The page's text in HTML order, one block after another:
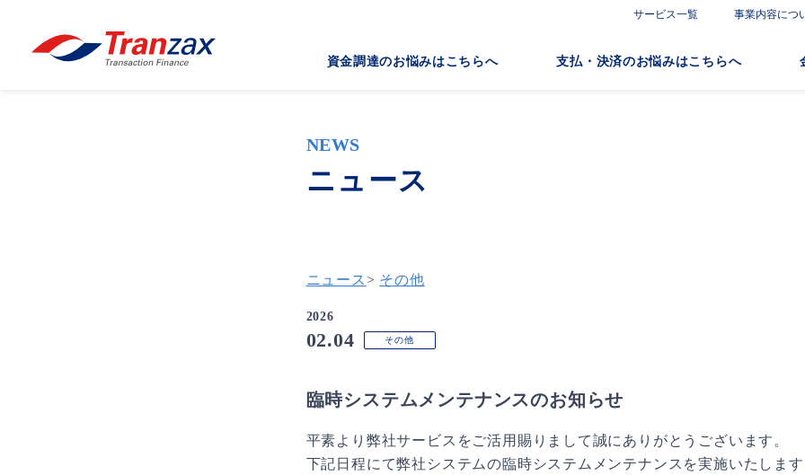
サービス一覧 事業内容につ
資金調達のお悩みはこちらへ 支払・決済のお悩みはこちらへ
NEWS
ニュース
ニュース> その他
2026
02.04 その他
臨時システムメンテナンスのお知らせ
平素より弊社サービスをご活用賜りまして誠にありがとうございます。
下記日程にて弊社システムの臨時システムメンテナンスを実施いたしま